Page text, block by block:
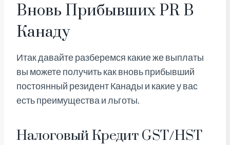
Вновь Прибывших PR В
Канаду
Итак давайте разберемся какие же выплаты
вы можете получить как вновь прибывший
постоянный резидент Канады и какие у вас
есть преимущества и льготы.
Налоговый Кредит GST/HST